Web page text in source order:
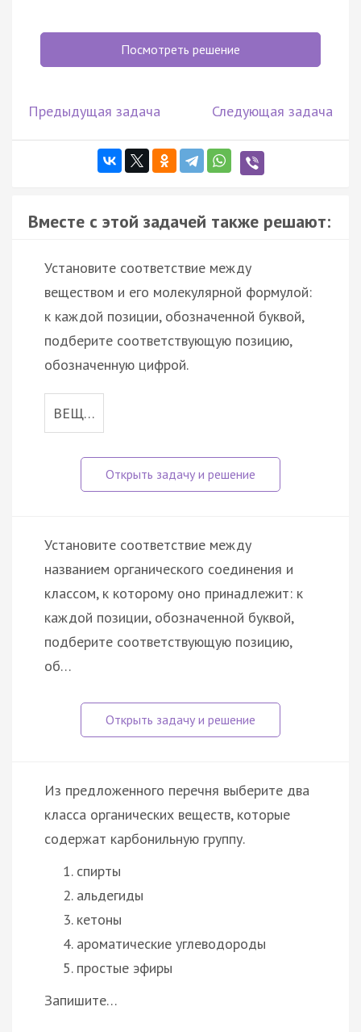
Посмотреть решение
Предыдущая задача Следующая задача
Вместе с этой задачей также решают:
Установите соответствие между
веществом и его молекулярной формулой:
к каждой позиции, обозначенной буквой,
подберите соответствующую позицию,
обозначенную цифрой.
ВЕЩ…
Установите соответствие между
названием органического соединения и
классом, к которому оно принадлежит: к
каждой позиции, обозначенной буквой,
подберите соответствующую позицию,
об…
Из предложенного перечня выберите два
класса органических веществ, которые
содержат карбонильную группу.
спирты
альдегиды
кетоны
ароматические углеводороды
простые эфиры
Запишите…